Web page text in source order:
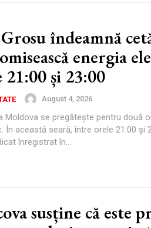
îndeamnă
energia
21:00 și 23:00
August 4, 2026
Moldova se pregătește pentru două
În această seară, între orele 21:00 și
înregistrat în...
susține că este